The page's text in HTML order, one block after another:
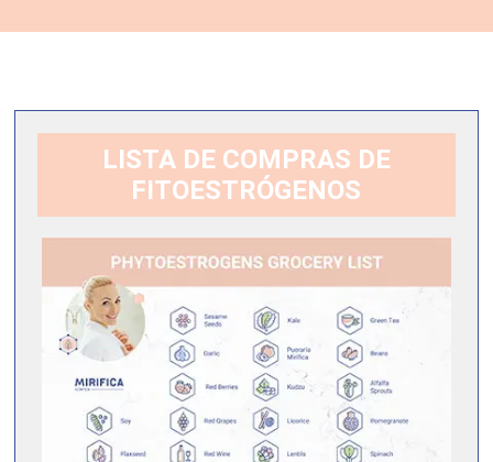
LISTA DE COMPRAS DE
FITOESTRÓGENOS